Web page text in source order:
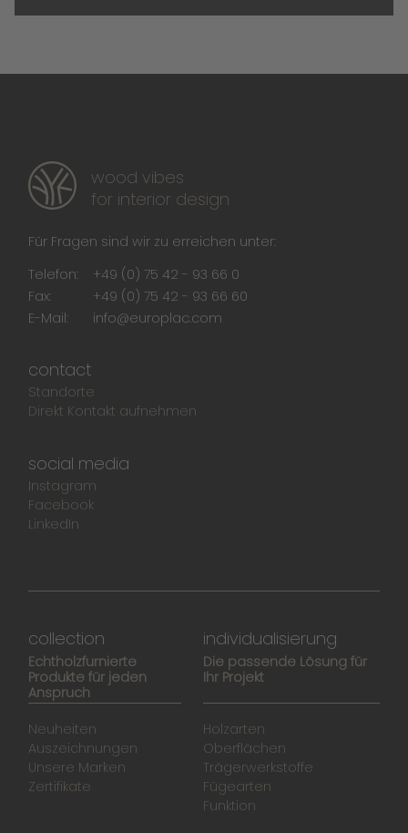
wood vibes
for interior design
Für Fragen sind wir zu erreichen unter:
Telefon:
+49 (0) 75 42 - 93 66 0
Fax:
+49 (0) 75 42 - 93 66 60
E-Mail:
info@europlac.com
contact
Standorte
Direkt Kontakt aufnehmen
social media
Instagram
Facebook
LinkedIn
collection
Echtholzfurnierte
Produkte für jeden
Anspruch
Neuheiten
Auszeichnungen
Unsere Marken
Zertifikate
individualisierung
Die passende Lösung für
Ihr Projekt
Holzarten
Oberflächen
Trägerwerkstoffe
Fügearten
Funktion